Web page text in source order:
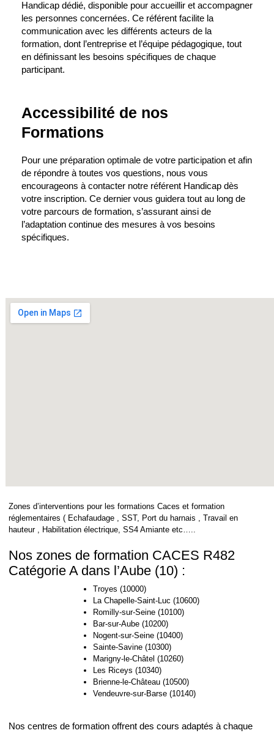
Handicap dédié, disponible pour accueillir et accompagner
les personnes concernées. Ce référent facilite la
communication avec les différents acteurs de la
formation, dont l’entreprise et l’équipe pédagogique, tout
en définissant les besoins spécifiques de chaque
participant.
Accessibilité de nos
Formations
Pour une préparation optimale de votre participation et afin
de répondre à toutes vos questions, nous vous
encourageons à contacter notre référent Handicap dès
votre inscription. Ce dernier vous guidera tout au long de
votre parcours de formation, s’assurant ainsi de
l’adaptation continue des mesures à vos besoins
spécifiques.
Zones d’interventions pour les formations Caces et formation
réglementaires ( Echafaudage , SST, Port du harnais , Travail en
hauteur , Habilitation électrique, SS4 Amiante etc…..
Nos zones de formation CACES R482
Catégorie A dans l’Aube (10) :
Troyes (10000)
La Chapelle-Saint-Luc (10600)
Romilly-sur-Seine (10100)
Bar-sur-Aube (10200)
Nogent-sur-Seine (10400)
Sainte-Savine (10300)
Marigny-le-Châtel (10260)
Les Riceys (10340)
Brienne-le-Château (10500)
Vendeuvre-sur-Barse (10140)
Nos centres de formation offrent des cours adaptés à chaque